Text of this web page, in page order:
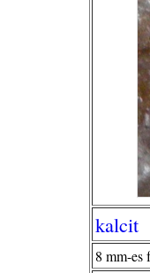
kalcit
8 mm-es